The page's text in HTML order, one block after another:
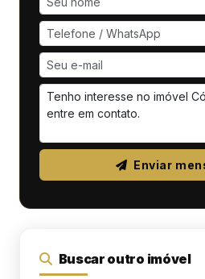
Enviar
Buscar outro imóvel